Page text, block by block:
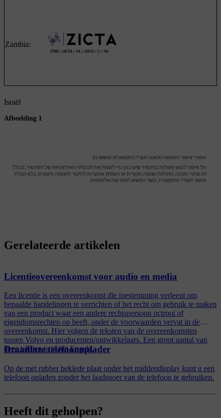
Zambia:
Israël
Afbeelding 1
Gerelateerde artikelen
Licentieovereenkomst voor audio en media
Een licentie is een overeenkomst die toestemming verleent om
bepaalde handelingen te verrichten of het recht om gebruik te maken
van een product waar een andere rechtspersoon octrooi of
eigendomsrechten op heeft, onder de voorwaarden vervat in de
overeenkomst. Hier volgen de teksten van de overeenkomsten
tussen Volvo en producenten/ontwikkelaars. Een groot aantal van
deze teksten is in het Engels.
Draadloze telefoonoplader
Op de met rubber beklede plaat onder het middendisplay kunt u een
telefoon opladen zonder het laadsnoer van de telefoon te gebruiken.
Heeft dit geholpen?